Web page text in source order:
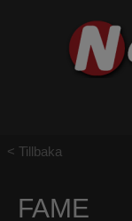
OM NÖJESMETRO
Tillbaka
FAME